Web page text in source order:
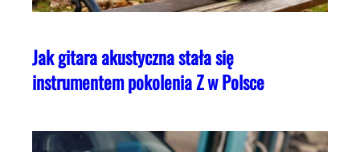
Jak gitara akustyczna stała się
instrumentem pokolenia Z w Polsce